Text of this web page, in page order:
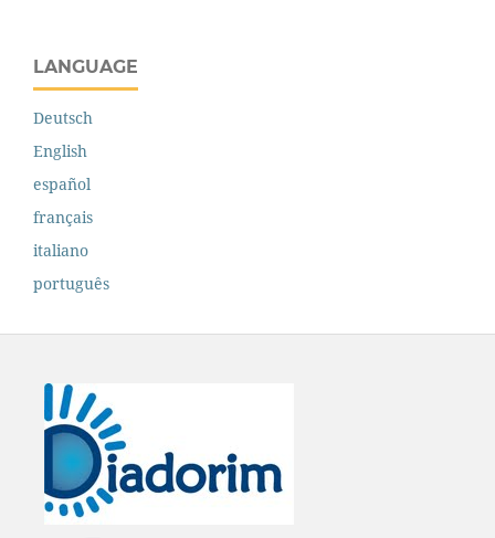
LANGUAGE
Deutsch
English
español
français
italiano
português